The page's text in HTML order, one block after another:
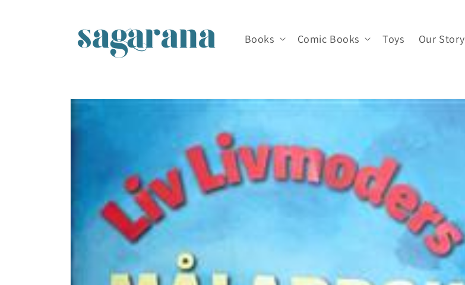
Books Comic Books Toys Our Story
Skip to